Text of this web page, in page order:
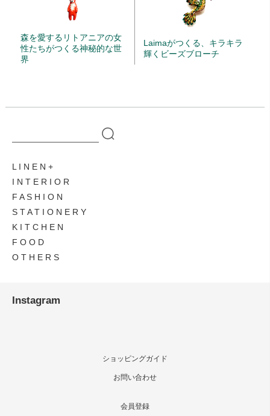
森を愛するリトアニアの女
性たちがつくる神秘的な世
界
Laimaがつくる、キラキラ
輝くビーズブローチ
L I N E N
I N T E R I O R
F A S H I O N
S T A T I O N E R Y
K I T C H E N
F O O D
O T H E R S
Instagram
ショッピングガイド
お問い合わせ
会員登録